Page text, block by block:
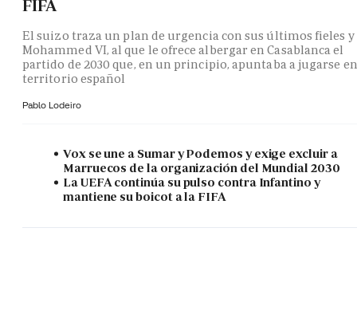
FIFA
El suizo traza un plan de urgencia con sus últimos fieles y
Mohammed VI, al que le ofrece albergar en Casablanca el
partido de 2030 que, en un principio, apuntaba a jugarse en
territorio español
Pablo Lodeiro
Vox se une a Sumar y Podemos y exige excluir a
Marruecos de la organización del Mundial 2030
La UEFA continúa su pulso contra Infantino y
mantiene su boicot a la FIFA